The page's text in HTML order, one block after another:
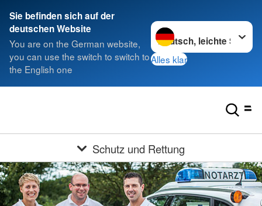
Sie befinden sich auf der
deutschen Website
You are on the German website,
you can use the switch to switch to
the English one
Sprache wechseln zu
Alles klar
Schutz und Rettung